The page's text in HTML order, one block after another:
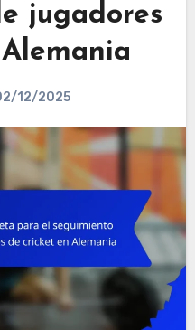
jugadores
12/2025